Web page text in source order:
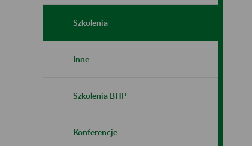
Szkolenia
Inne
Szkolenia BHP
Konferencje